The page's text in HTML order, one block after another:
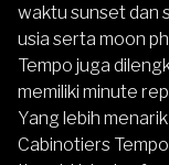
waktu sunset dan
usia serta moon
Tempo juga
memiliki minute
Yang lebih
Cabinotiers